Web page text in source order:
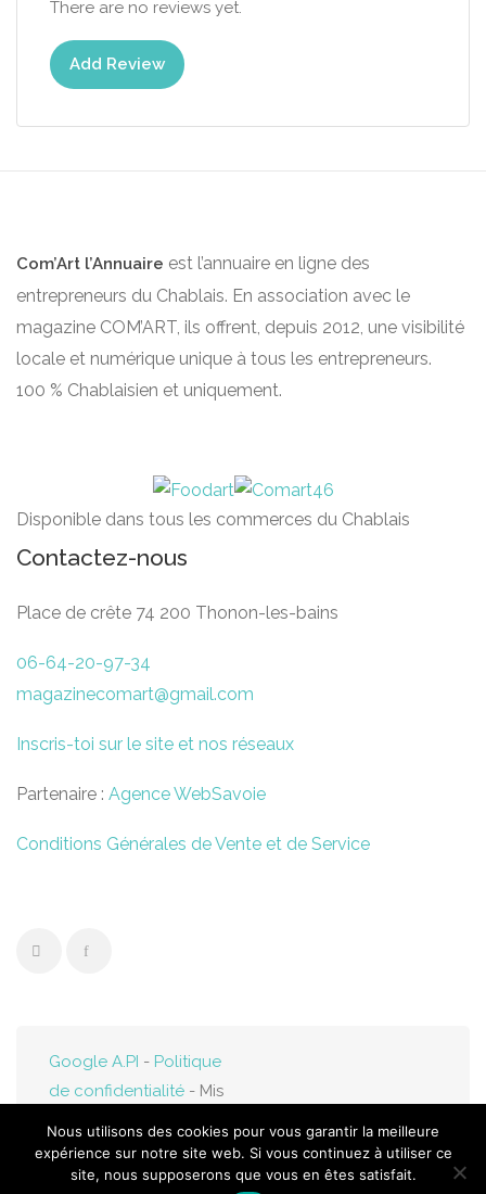
There are no reviews yet.
Add Review
Com’Art l’Annuaire est l’annuaire en ligne des
entrepreneurs du Chablais. En association avec le
magazine COM’ART, ils offrent, depuis 2012, une visibilité
locale et numérique unique à tous les entrepreneurs.
100 % Chablaisien et uniquement.
Disponible dans tous les commerces du Chablais
Contactez-nous
Place de crête 74 200 Thonon-les-bains
06-64-20-97-34
magazinecomart@gmail.com
Inscris-toi sur le site et nos réseaux
Partenaire : Agence WebSavoie
Conditions Générales de Vente et de Service
Google A.PI - Politique
de confidentialité - Mis
Savoie.fr
Nous utilisons des cookies pour vous garantir la meilleure
expérience sur notre site web. Si vous continuez à utiliser ce
site, nous supposerons que vous en êtes satisfait.